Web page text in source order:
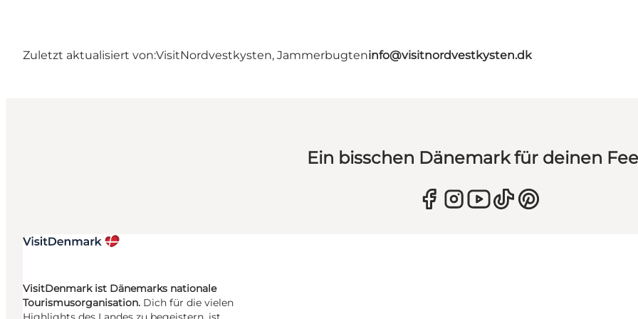
Zuletzt aktualisiert von:VisitNordvestkysten, Jammerbugteninfo@visitnordvestkysten.dk
Ein bisschen Dänemark für deinen
VisitDenmark ist Dänemarks nationale
Tourismusorganisation. Dich für die vielen